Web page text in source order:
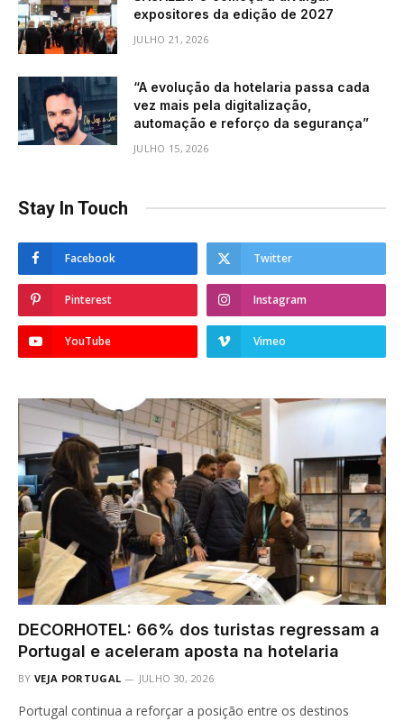
expositores da edição de 2027
JULHO 21, 2026
“A evolução da hotelaria passa cada
vez mais pela digitalização,
automação e reforço da segurança”
JULHO 15, 2026
Stay In Touch
Facebook Twitter
Pinterest Instagram
YouTube Vimeo
DECORHOTEL: 66% dos turistas regressam a
Portugal e aceleram aposta na hotelaria
BY VEJA PORTUGAL JULHO 30, 2026
Portugal continua a reforçar a posição entre os destinos